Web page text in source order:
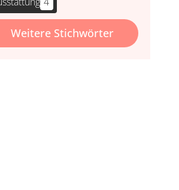
Weitere Stichwörter